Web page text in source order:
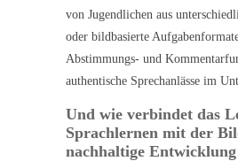
von Jugendlichen aus
oder bildbasierte
Abstimmungs- und
authentische Sprechanlässe im
Und wie verbindet das
Sprachlernen mit der
nachhaltige